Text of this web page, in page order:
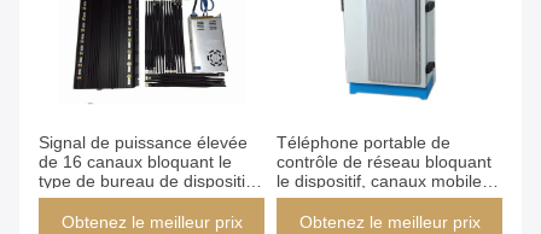
Signal de puissance élevée
de 16 canaux bloquant le
type de bureau de dispositif
avec le bon système de
refroidissement
Obtenez le meilleur prix
Téléphone portable de
contrôle de réseau bloquant
le dispositif, canaux mobiles
de bande du brouilleur 6 de
signal
Obtenez le meilleur prix